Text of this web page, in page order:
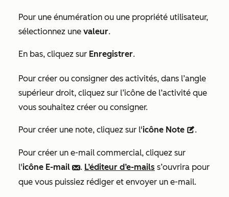
Pour une énumération ou une propriété utilisateur,
sélectionnez une valeur.
En bas, cliquez sur Enregistrer.
Pour créer ou consigner des activités, dans l’angle
supérieur droit, cliquez sur l’icône de l’activité que
vous souhaitez créer ou consigner.
Pour créer une note, cliquez sur l'icône Note description.
Pour créer un e-mail commercial, cliquez sur
l'icône E-mail email. L’éditeur d’e-mails s’ouvrira pour
que vous puissiez rédiger et envoyer un e-mail.